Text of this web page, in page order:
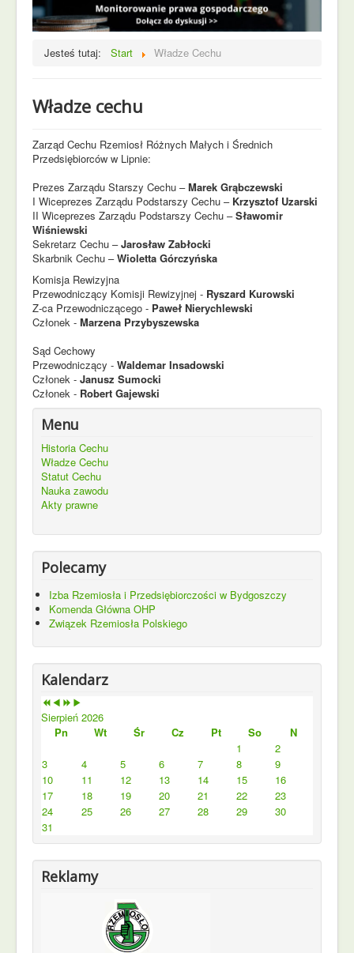
Jesteś tutaj: Start Władze Cechu
Władze cechu
Zarząd Cechu Rzemiosł Różnych Małych i Średnich
Przedsiębiorców w Lipnie:
Prezes Zarządu Starszy Cechu –Marek Grąbczewski
I Wiceprezes Zarządu Podstarszy Cechu – Krzysztof Uzarski
II Wiceprezes Zarządu Podstarszy Cechu –Sławomir
Wiśniewski
Sekretarz Cechu –Jarosław Zabłocki
Skarbnik Cechu –Wioletta Górczyńska
Komisja Rewizyjna
Przewodniczący Komisji Rewizyjnej - Ryszard Kurowski
Z-ca Przewodniczącego - Paweł Nierychlewski
Członek - Marzena Przybyszewska
Sąd Cechowy
Przewodniczący - Waldemar Insadowski
Członek - Janusz Sumocki
Członek - Robert Gajewski
Menu
Historia Cechu
Władze Cechu
Statut Cechu
Nauka zawodu
Akty prawne
Polecamy
Izba Rzemiosła i Przedsiębiorczości w Bydgoszczy
Komenda Główna OHP
Związek Rzemiosła Polskiego
Kalendarz
Sierpień 2026
Pn
Wt Śr Cz Pt So
N
1
2
3
4 5 6 7 8
9
10
11 12 13 14 15
16
17
18 19 20 21 22
23
24
25 26 27 28 29
30
31
Reklamy